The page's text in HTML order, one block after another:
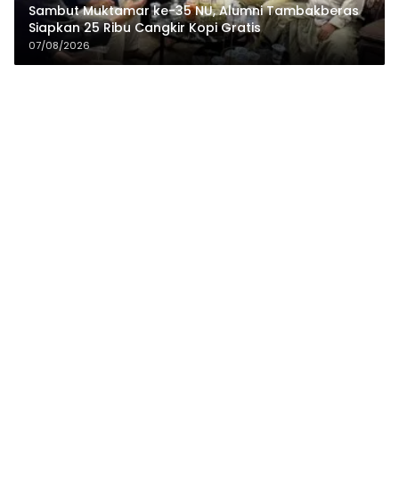
Sambut Muktamar ke-35 NU, Alumni Tambakberas
Siapkan 25 Ribu Cangkir Kopi Gratis
07/08/2026